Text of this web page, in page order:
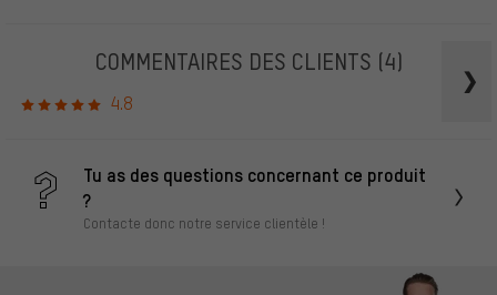
COMMENTAIRES DES CLIENTS (4)
4.8
Tu as des questions concernant ce produit
?
Contacte donc notre service clientèle !